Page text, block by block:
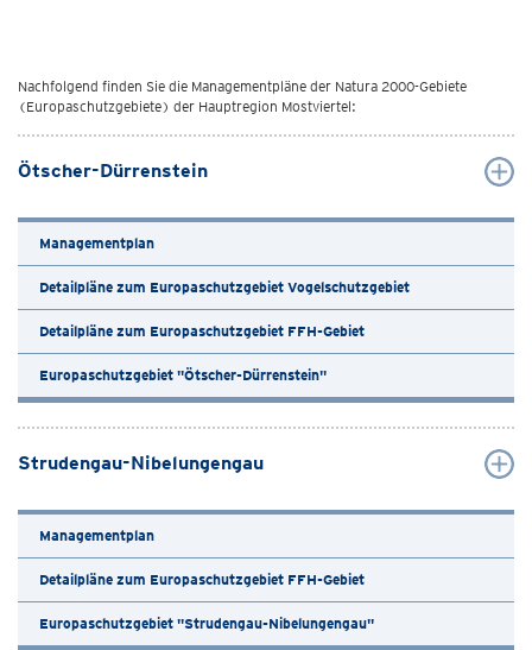
Nachfolgend finden Sie die Managementpläne der Natura 2000-Gebiete
(Europaschutzgebiete) der Hauptregion Mostviertel:
Ötscher-Dürrenstein
Managementplan
Detailpläne zum Europaschutzgebiet Vogelschutzgebiet
Detailpläne zum Europaschutzgebiet FFH-Gebiet
Europaschutzgebiet "Ötscher-Dürrenstein"
Strudengau-Nibelungengau
Managementplan
Detailpläne zum Europaschutzgebiet FFH-Gebiet
Europaschutzgebiet "Strudengau-Nibelungengau"